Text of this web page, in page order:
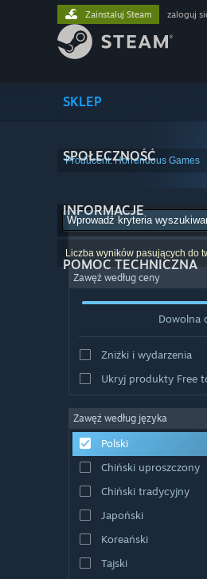
SKLEP
SPOŁECZNOŚĆ
INFORMACJE
POMOC TECHNICZNA
Zainstaluj Steam zaloguj
Producent: Horrendous Games
Liczba wyników pasujących do
Zawęź według ceny
Dowolna
Zniżki i wydarzenia
Ukryj produkty Free
Zawęź według języka
Polski
Chiński uproszczony
Chiński tradycyjny
Japoński
Koreański
Tajski